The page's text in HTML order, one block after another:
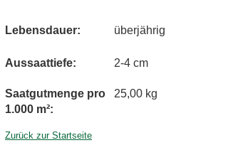
Lebensdauer: überjährig
Aussaattiefe: 2-4 cm
Saatgutmenge pro
1.000 m²:
25,00 kg
Zurück zur Startseite